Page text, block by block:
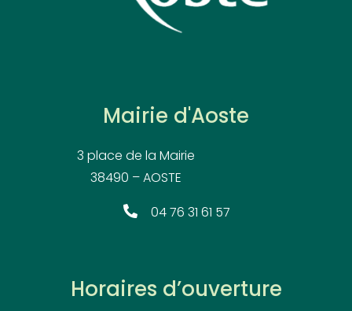
Mairie d'Aoste
3 place de la Mairie
38490 – AOSTE
04 76 31 61 57
Horaires d’ouverture